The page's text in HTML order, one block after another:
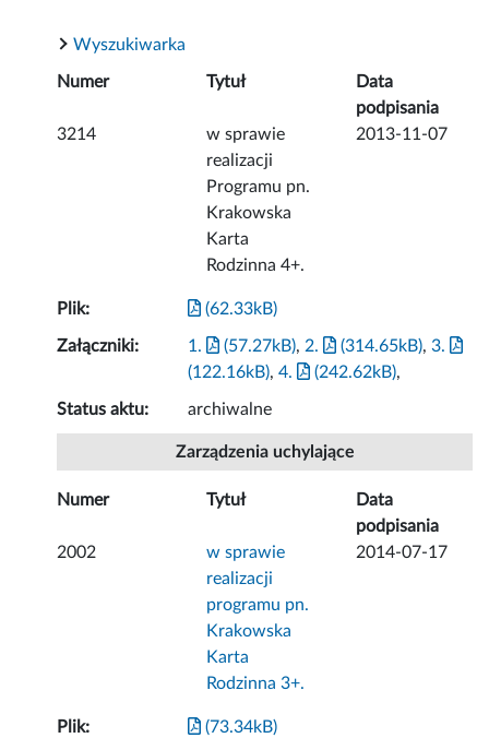
Wyszukiwarka
Numer Tytuł
Data
podpisania
3214
w sprawie
realizacji
Programu pn.
Krakowska
Karta
Rodzinna 4+.
2013-11-07
Plik: (62.33kB)
Załączniki: 1. (57.27kB), 2. (314.65kB),3.
(122.16kB),4. (242.62kB),
Status aktu: archiwalne
Zarządzenia uchylające
Numer Tytuł
Data
podpisania
2002
w sprawie
realizacji
programu pn.
Krakowska
Karta
Rodzinna 3+.
2014-07-17
Plik: (73.34kB)